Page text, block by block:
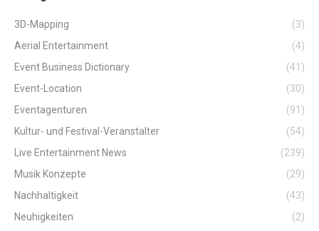
3D-Mapping
(3)
Aerial Entertainment
(4)
Event Business Dictionary
(41)
Event-Location
(30)
Eventagenturen
(91)
Kultur- und Festival-Veranstalter
(54)
Live Entertainment News
(239)
Musik Konzepte
(29)
Nachhaltigkeit
(43)
Neuhigkeiten
(2)